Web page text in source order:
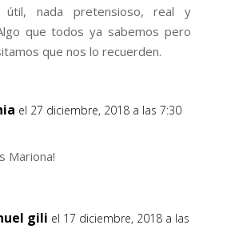
útil, nada pretensioso, real y
que todos ya sabemos pero
que nos lo recuerden.
el 27 diciembre, 2018 a las 7:30
Mariona!
gili el 17 diciembre, 2018 a las